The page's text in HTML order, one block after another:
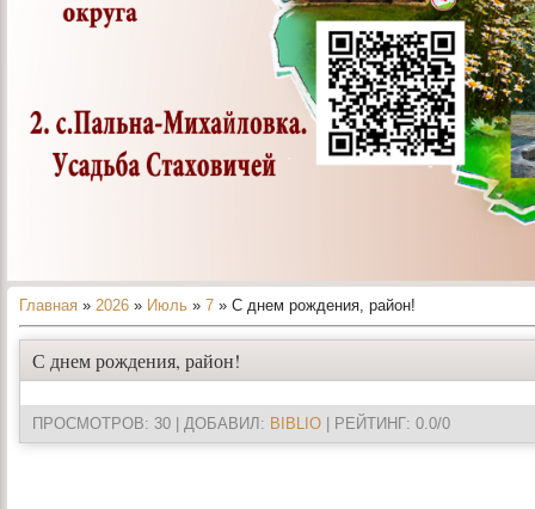
Главная » 2026 » Июль » 7 » С днем рождения, район!
С днем рождения, район!
ПРОСМОТРОВ: 30 | ДОБАВИЛ: BIBLIO | РЕЙТИНГ: 0.0/0